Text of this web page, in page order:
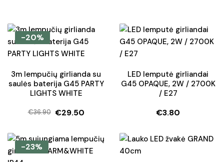
-20%
3m lempučių girlianda su
saulės baterija G45 PARTY
LIGHTS WHITE
€36.90
Original
was:
€36.90.
€29.50
Current
is:
€29.50.
LED lemputė girliandai
G45 OPAQUE, 2W / 2700K
/ E27
€3.80
-23%